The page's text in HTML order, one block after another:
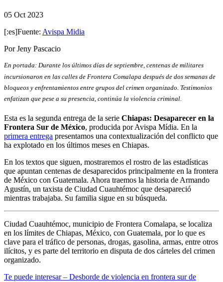
05 Oct 2023
[:es]Fuente: Avispa Midia
Por Jeny Pascacio
En portada: Durante los últimos días de septiembre, centenas de militares
incursionaron en las calles de Frontera Comalapa después de dos semanas de
bloqueos y enfrentamientos entre grupos del crimen organizado. Testimonios
enfatizan que pese a su presencia, continúa la violencia criminal.
Esta es la segunda entrega de la serie Chiapas: Desaparecer en la
Frontera Sur de México, producida por Avispa Mídia. En la
primera entrega presentamos una contextualización del conflicto que
ha explotado en los últimos meses en Chiapas.
En los textos que siguen, mostraremos el rostro de las estadísticas
que apuntan centenas de desaparecidos principalmente en la frontera
de México con Guatemala. Ahora traemos la historia de Armando
Agustín, un taxista de Ciudad Cuauhtémoc que desapareció
mientras trabajaba. Su familia sigue en su búsqueda.
Ciudad Cuauhtémoc, municipio de Frontera Comalapa, se localiza
en los límites de Chiapas, México, con Guatemala, por lo que es
clave para el tráfico de personas, drogas, gasolina, armas, entre otros
ilícitos, y es parte del territorio en disputa de dos cárteles del crimen
organizado.
Te puede interesar – Desborde de violencia en frontera sur de